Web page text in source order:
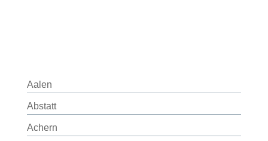
Aalen
Abstatt
Achern